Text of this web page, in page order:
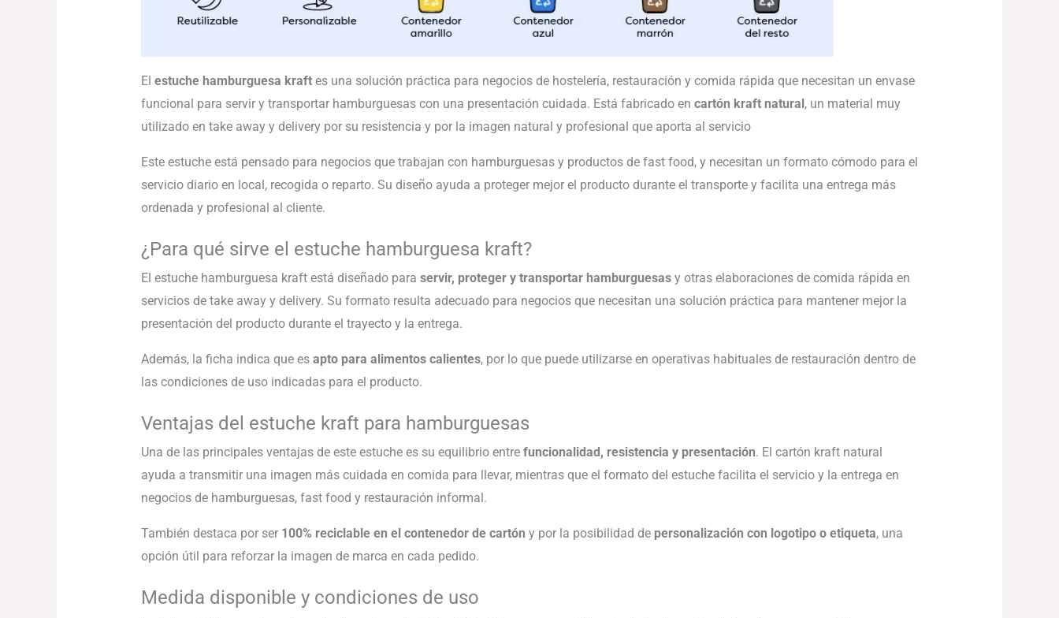
El estuche hamburguesa kraftes una solución práctica para negocios de hostelería, restauración y comida rápida que necesitan un envase
funcional para servir y transportar hamburguesas con una presentación cuidada. Está fabricado en cartón kraft natural , un material muy
utilizado en take away y delivery por su resistencia y por la imagen natural y profesional que aporta al servicio
Este estuche está pensado para negocios que trabajan con hamburguesas y productos de fast food, y necesitan un formato cómodo para el
servicio diario en local, recogida o reparto. Su diseño ayuda a proteger mejor el producto durante el transporte y facilita una entrega más
ordenada y profesional al cliente.
¿Para qué sirve el estuche hamburguesa kraft?
El estuche hamburguesa kraft está diseñado para servir, proteger y transportar hamburguesasy otras elaboraciones de comida rápida en
servicios de take away y delivery. Su formato resulta adecuado para negocios que necesitan una solución práctica para mantener mejor la
presentación del producto durante el trayecto y la entrega.
Además, la ficha indica que es apto para alimentos calientes, por lo que puede utilizarse en operativas habituales de restauración dentro de
las condiciones de uso indicadas para el producto.
Ventajas del estuche kraft para hamburguesas
Una de las principales ventajas de este estuche es su equilibrio entre funcionalidad, resistencia y presentación. El cartón kraft natural
ayuda a transmitir una imagen más cuidada en comida para llevar, mientras que el formato del estuche facilita el servicio y la entrega en
negocios de hamburguesas, fast food y restauración informal.
También destaca por ser 100% reciclable en el contenedor de cartón y por la posibilidad de personalización con logotipo o etiqueta, una
opción útil para reforzar la imagen de marca en cada pedido.
Medida disponible y condiciones de uso